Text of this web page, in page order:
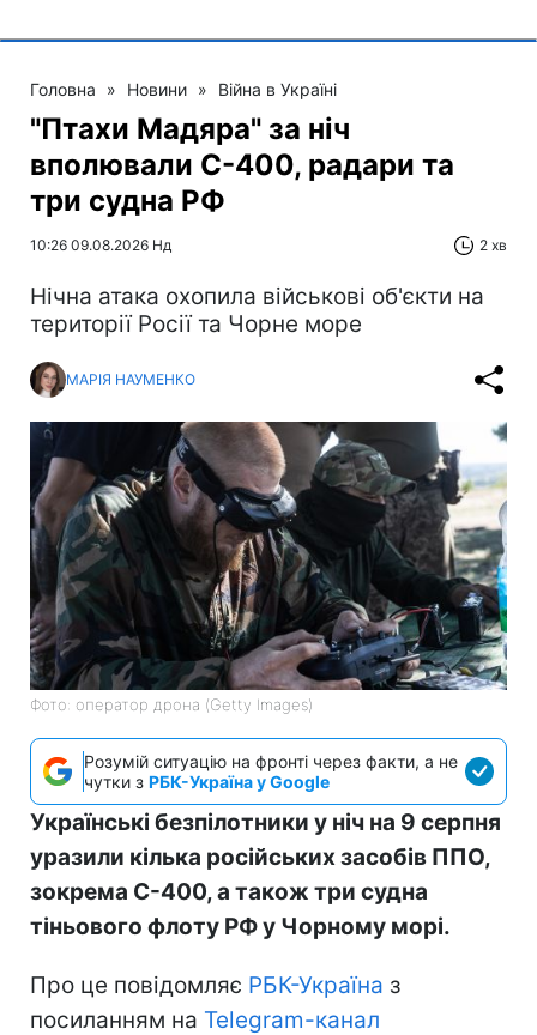
Головна » Новини » Війна в Україні
"Птахи Мадяра" за ніч
вполювали С-400, радари та
три судна РФ
10:26 09.08.2026 Нд 2 хв
Нічна атака охопила військові об'єкти на
території Росії та Чорне море
МАРІЯ НАУМЕНКО
Фото: оператор дрона (Getty Images)
Розумій ситуацію на фронті через факти, а не
чутки з РБК-Україна у Google
Українські безпілотники у ніч на 9 серпня
уразили кілька російських засобів ППО,
зокрема С-400, а також три судна
тіньового флоту РФ у Чорному морі.
Про це повідомляє РБК-Україна з
посиланням на Telegram-канал